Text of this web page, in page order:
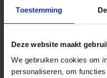
Toestemming
Deze website maakt
We gebruiken cookies om
personaliseren, om